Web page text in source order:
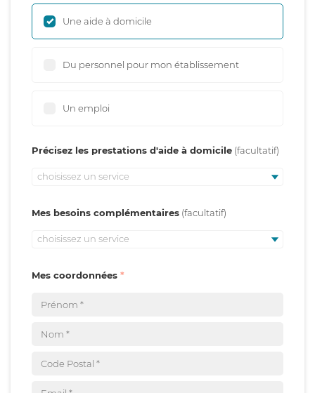
Une aide à domicile
Du personnel pour mon établissement
Un emploi
Précisez les prestations d'aide à domicile
choisissez un service
Mes besoins complémentaires
choisissez un service
Mes coordonnées